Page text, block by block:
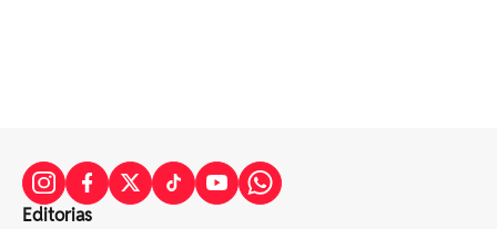
Editorias